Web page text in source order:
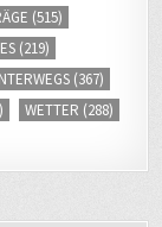
(515)
(219)
(367)
WETTER (288)